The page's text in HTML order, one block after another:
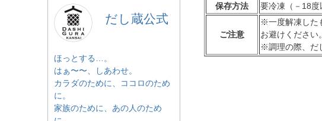
だし蔵公式
ほっとする…。
はぁ〜〜、しあわせ。
カラダのために、ココロのため
に。
家族のために、あの人のため
保存方法 要冷凍（－18度
ご注意
※一度解凍した
お避けください。
※調理の際、だ